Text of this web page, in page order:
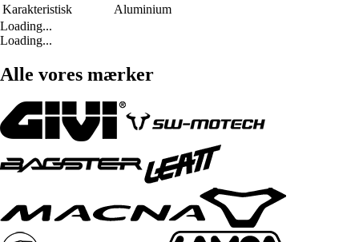
Karakteristisk
Aluminium
Loading...
Loading...
Alle vores mærker